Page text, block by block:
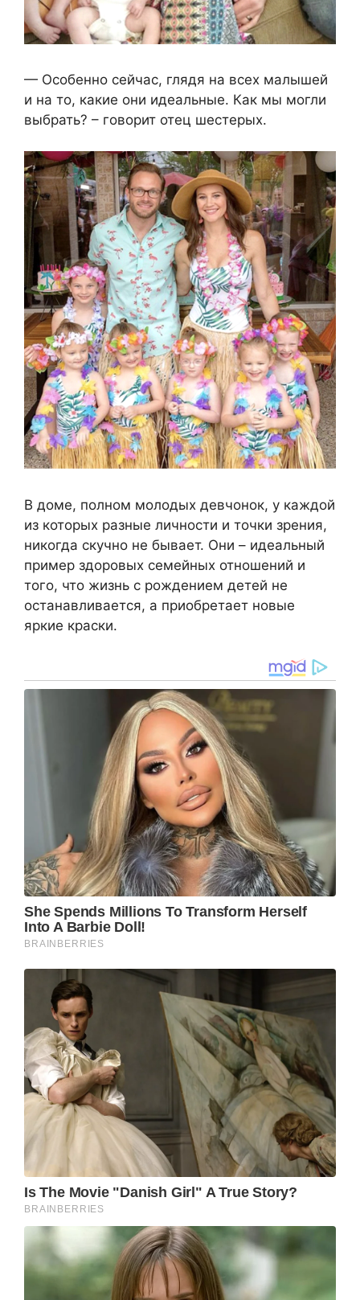
— Особенно сейчас, глядя на всех малышей
и на то, какие они идеальные. Как мы могли
выбрать? – говорит отец шестерых.
В доме, полном молодых девчонок, у каждой
из которых разные личности и точки зрения,
никогда скучно не бывает. Они – идеальный
пример здоровых семейных отношений и
того, что жизнь с рождением детей не
останавливается, а приобретает новые
яркие краски.